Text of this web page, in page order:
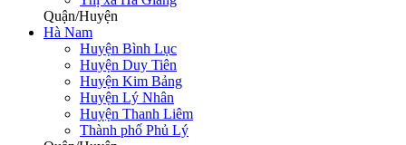
Quận/Huyện
Hà Nam
Huyện Bình Lục
Huyện Duy Tiên
Huyện Kim Bảng
Huyện Lý Nhân
Huỵện Thanh Liêm
Thành phố Phủ Lý